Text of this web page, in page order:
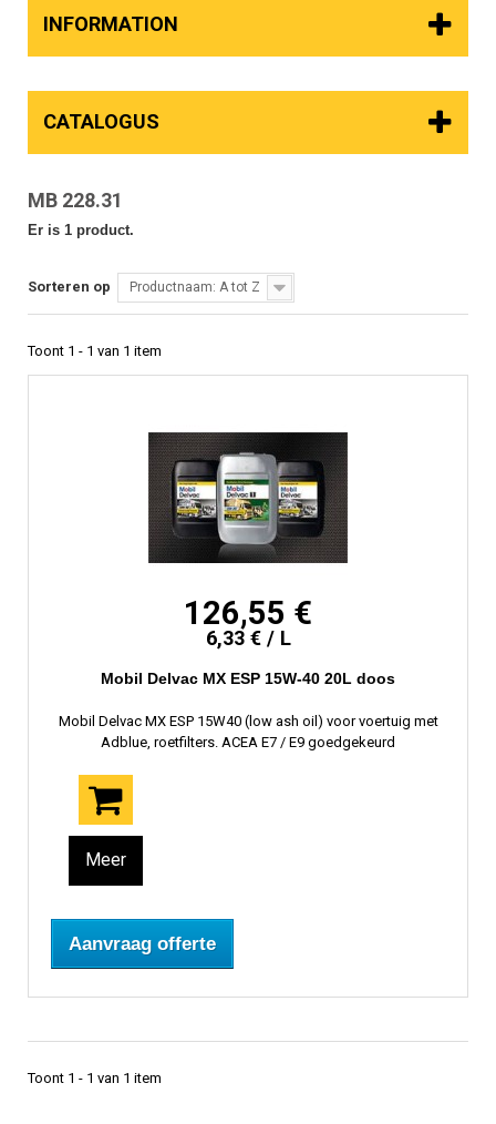
INFORMATION
CATALOGUS
MB 228.31
Er is 1 product.
Sorteren op Productnaam: A tot Z
Toont 1 - 1 van 1 item
126,55 €
6,33 € / L
Mobil Delvac MX ESP 15W-40 20L doos
Mobil Delvac MX ESP 15W40 (low ash oil) voor voertuig met
Adblue, roetfilters. ACEA E7 / E9 goedgekeurd
Meer
Aanvraag offerte
Toont 1 - 1 van 1 item